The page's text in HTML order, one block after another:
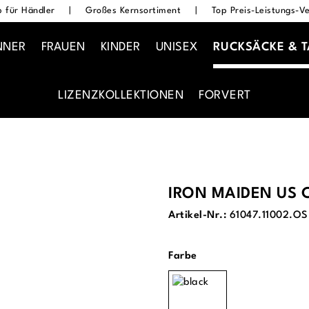
für Händler Großes Kernsortiment Top Preis-Leistungs-
FRAUEN KINDER UNISEX RUCKSÄCKE &
LIZENZKOLLEKTIONEN FORVERT
IRON MAIDEN US
Artikel-Nr.: 61047.11002.OS
Farbeauswählen